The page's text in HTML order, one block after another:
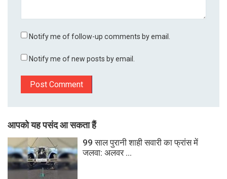
Notify me of follow-up comments by email.
Notify me of new posts by email.
आपको यह पसंद आ सकता हैं
99 साल पुरानी शाही सवारी का फ्रांस में
जलवा: अलवर ...